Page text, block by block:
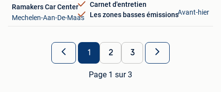
Carnet d'entretien
Les zones basses émissions
Ramakers Car Center
Mechelen-Aan-De-Maas
Avant-hier
1 2 3
Page 1 sur 3